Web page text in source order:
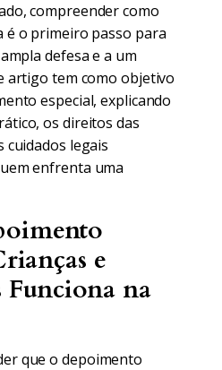
compreender como
é o primeiro passo para
defesa e a um
artigo tem como objetivo
especial, explicando
os direitos das
cuidados legais
enfrenta uma
e
Funciona na
que o depoimento